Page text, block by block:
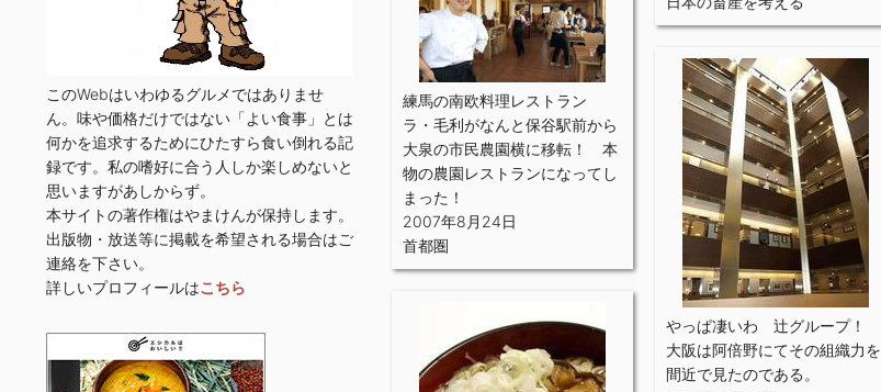
練馬の南欧料理レストラン
ラ・毛利がなんと保谷駅前から
大泉の市民農園横に移転！ 本
物の農園レストランになってし
まった！
2007年8月24日
首都圏
やっぱ凄いわ 辻グループ！
大阪は阿倍野にてその組織力を
間近で見たのである。
このWebはいわゆるグルメではありませ
ん。味や価格だけではない「よい食事」とは
何かを追求するためにひたすら食い倒れる記
録です。私の嗜好に合う人しか楽しめないと
思いますがあしからず。
本サイトの著作権はやまけんが保持します。
出版物・放送等に掲載を希望される場合はご
連絡を下さい。
詳しいプロフィールはこちら